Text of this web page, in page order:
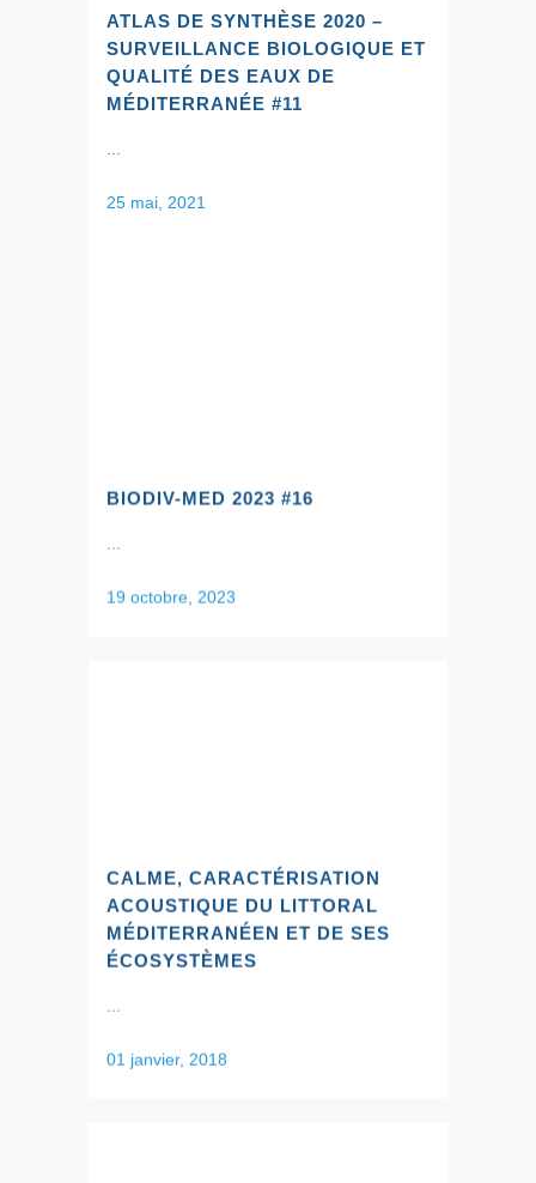
ATLAS DE SYNTHÈSE 2020 –
SURVEILLANCE BIOLOGIQUE ET
QUALITÉ DES EAUX DE
MÉDITERRANÉE #11
25 mai, 2021
BIODIV-MED 2023 #16
...
ACOUSTIQUE DU LITTORAL
ÉCOSYSTÈMES